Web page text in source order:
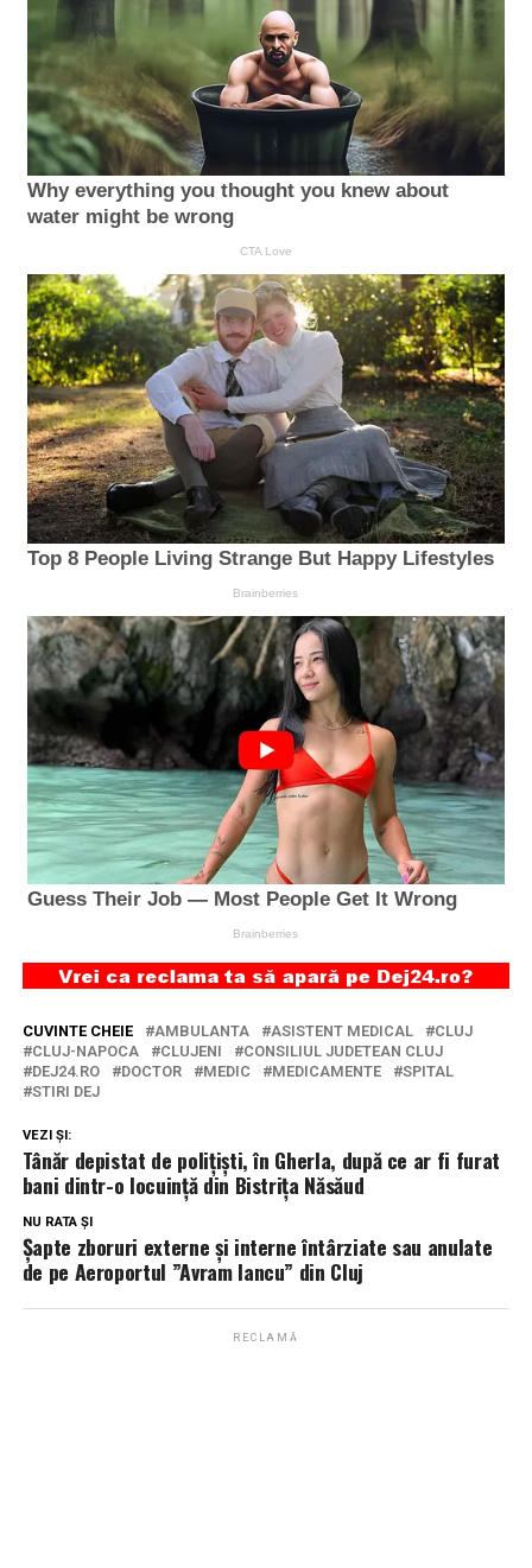
CUVINTE CHEIE AMBULANTA ASISTENT MEDICAL
CLUJ
CLUJ-NAPOCA
CLUJENI
CONSILIUL JUDETEAN CLUJ
DEJ24.RO
DOCTOR MEDIC MEDICAMENTE
SPITAL
STIRI DEJ
VEZI ȘI:
Tânăr depistat de polițiști, în Gherla, după ce ar fi furat
bani dintr-o locuință din Bistrița Năsăud
NU RATA ȘI
Şapte zboruri externe şi interne întârziate sau anulate
de pe Aeroportul ”Avram Iancu” din Cluj
RECLAMĂ